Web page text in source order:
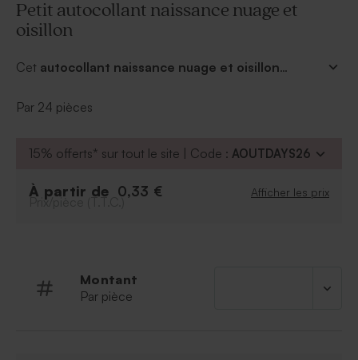
Petit autocollant naissance nuage et
oisillon
Cet autocollant naissance nuage et oisillon
prénom de votre enfant, et de la couleur de votre
timbre de scellage sur les enveloppes.
Par 24 pièces
15% offerts* sur tout le site | Code : AOUTDAYS26
À partir de 0,33 € Afficher les prix
Prix/pièce (T.T.C.)
Montant
Par pièce